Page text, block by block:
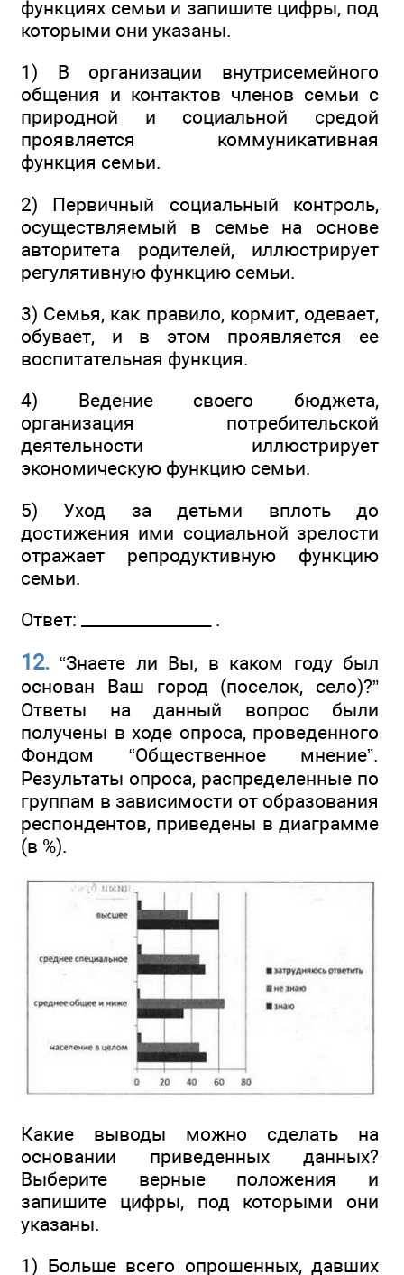
функциях семьи и запишите цифры, под
которыми они указаны.
1) В организации внутрисемейного
общения и контактов членов семьи с
природной и социальной средой
проявляется коммуникативная
функция семьи.
2) Первичный социальный контроль,
осуществляемый в семье на основе
авторитета родителей, иллюстрирует
регулятивную функцию семьи.
3) Семья, как правило, кормит, одевает,
обувает, и в этом проявляется ее
воспитательная функция.
4) Ведение своего бюджета,
организация потребительской
деятельности иллюстрирует
экономическую функцию семьи.
5) Уход за детьми вплоть до
достижения ими социальной зрелости
отражает репродуктивную функцию
семьи.
Ответ: ________________ .
12. “Знаете ли Вы, в каком году был
основан Ваш город (поселок, село)?”
Ответы на данный вопрос были
получены в ходе опроса, проведенного
Фондом “Общественное мнение”.
Результаты опроса, распределенные по
группам в зависимости от образования
респондентов, приведены в диаграмме
(в %).
Какие выводы можно сделать на
основании приведенных данных?
Выберите верные положения и
запишите цифры, под которыми они
указаны.
1) Больше всего опрошенных, давших